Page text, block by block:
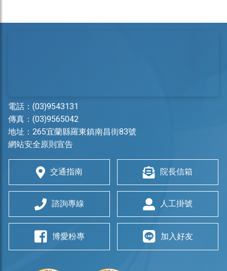
電話： (03)9543131
傳真：(03)9565042
地址： 265宜蘭縣羅東鎮南昌街83號
網站安全原則宣告
交通指南 院長信箱
諮詢專線 人工掛號
博愛粉專 加入好友